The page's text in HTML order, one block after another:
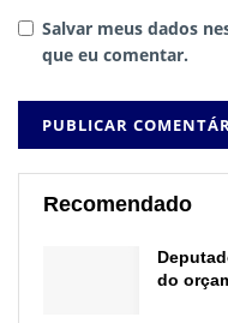
Salvar meus dados
que eu comentar.
Recomendado
do